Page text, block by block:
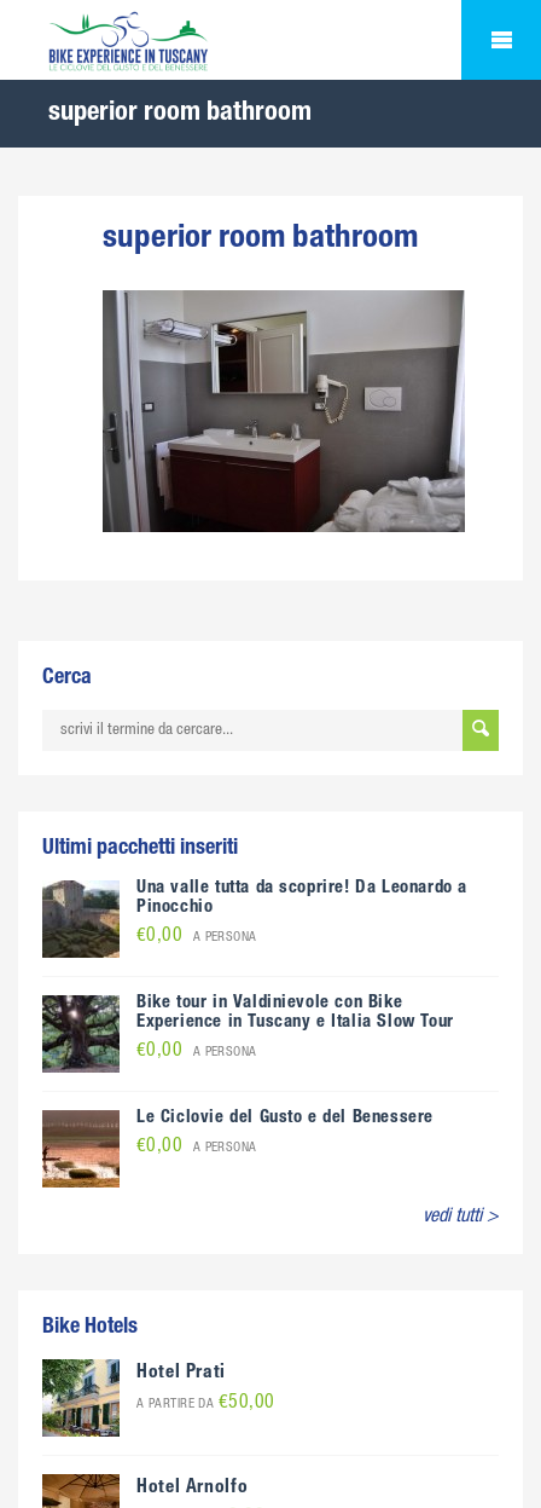
superior room bathroom
superior room bathroom
Cerca
Ultimi pacchetti inseriti
Una valle tutta da scoprire! Da Leonardo a
Pinocchio
€0,00 A PERSONA
Bike tour in Valdinievole con Bike
Experience in Tuscany e Italia Slow Tour
€0,00 A PERSONA
Le Ciclovie del Gusto e del Benessere
€0,00 A PERSONA
vedi tutti >
Bike Hotels
Hotel Prati
A PARTIRE DA €50,00
Hotel Arnolfo